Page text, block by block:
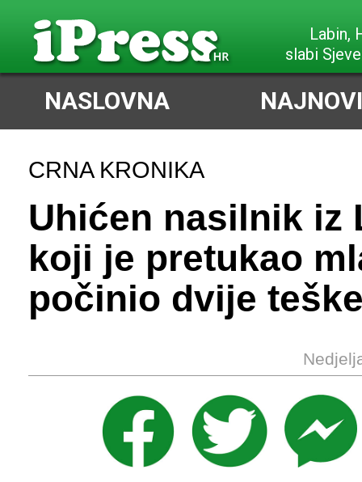
Labin,
slabi
NASLOVNA
CRNA KRONIKA
Uhićen nasilnik iz
koji je pretukao
počinio dvije